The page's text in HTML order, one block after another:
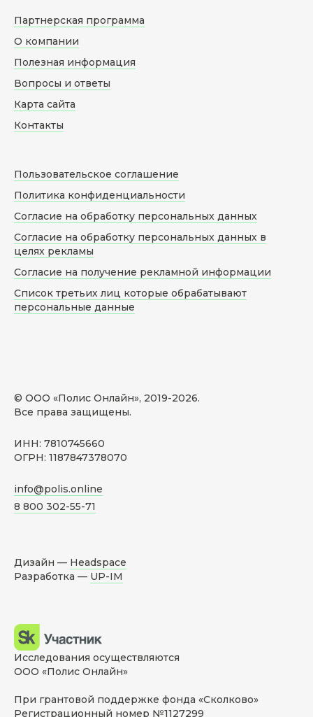
© ООО «Полис Онлайн», 2019-2026.
Все права защищены.
ИНН: 7810745660
ОГРН: 1187847378070
info@polis.online
8 800 302-55-71
Партнерская программа
О компании
Полезная информация
Вопросы и ответы
Карта сайта
Контакты
Пользовательское соглашение
Политика конфиденциальности
Согласие на обработку персональных данных
Согласие на обработку персональных данных в
целях рекламы
Согласие на получение рекламной информации
Список третьих лиц которые обрабатывают
персональные данные
Дизайн — Headspace
Разработка — UP-IM
Исследования осуществляются
ООО «Полис Онлайн»
При грантовой поддержке фонда «Сколково»
Регистрационный номер №1127299